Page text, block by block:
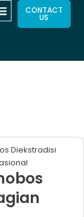
CONTACT
US
Diekstradisi